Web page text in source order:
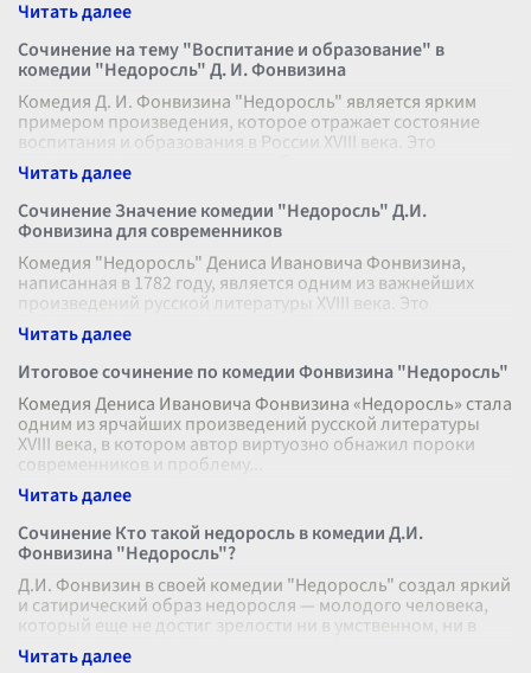
Сочинение на тему "Воспитание и образование" в
комедии "Недоросль" Д. И. Фонвизина
Комедия Д. И. Фонвизина "Недоросль" является ярким
примером произведения, которое отражает состояние
воспитания и образования в России XVIII века. Это
произведение представляет соб
Сочинение Значение комедии "Недоросль" Д.И.
Фонвизина для современников
Комедия "Недоросль" Дениса Ивановича Фонвизина,
написанная в 1782 году, является одним из важнейших
произведений русской литературы XVIII века. Это
произведение не только отражает
Итоговое сочинение по комедии Фонвизина "Недоросль"
Комедия Дениса Ивановича Фонвизина «Недоросль» стала
одним из ярчайших произведений русской литературы
XVIII века, в котором автор виртуозно обнажил пороки
современников и проблему...
Сочинение Кто такой недоросль в комедии Д.И.
Фонвизина "Недоросль"?
Д.И. Фонвизин в своей комедии "Недоросль" создал яркий
и сатирический образ недоросля — молодого человека,
который еще не достиг зрелости ни в умственном, ни в
моральном плане, и т